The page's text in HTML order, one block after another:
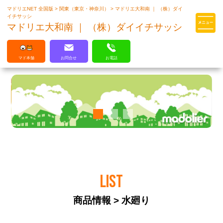
マドリエはLIXILの厳しい基準を
マドリエNET 全国版> 関東（東京・神奈川）>マドリエ大和南 ｜ （株）ダイ
イチサッシ
マドリエ大和南 ｜ （株）ダイイチサッシ
マド本舗 お問合せ お電話
LIST
商品情報 > 水廻り